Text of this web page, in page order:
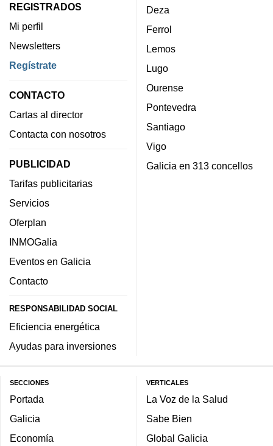
REGISTRADOS
Mi perfil
Newsletters
Regístrate
CONTACTO
Cartas al director
Contacta con nosotros
PUBLICIDAD
Tarifas publicitarias
Servicios
Oferplan
INMOGalia
Eventos en Galicia
Contacto
RESPONSABILIDAD SOCIAL
Eficiencia energética
Ayudas para inversiones
Deza
Ferrol
Lemos
Lugo
Ourense
Pontevedra
Santiago
Vigo
Galicia en 313 concellos
SECCIONES
Portada
Galicia
Economía
VERTICALES
La Voz de la Salud
Sabe Bien
Global Galicia